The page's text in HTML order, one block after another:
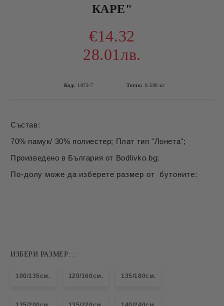
КАРЕ"
€14.32
28.01лв.
Код: 1072-7 Тегло: 0.500 кг
Състав:
70% памук/ 30% полиестер; Плат тип "Лонета";
Произведено в България от Bodlivko.bg;
По-долу може да изберете размер от бутоните:
ИЗБЕРИ РАЗМЕР: :
100/135см. 120/160см. 135/180см.